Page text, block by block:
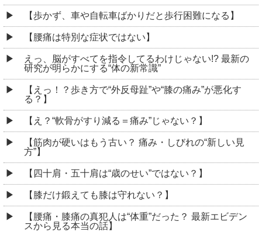
【歩かず、車や自転車ばかりだと歩行困難になる】
【腰痛は特別な症状ではない】
えっ、脳がすべてを指令してるわけじゃない!? 最新の
研究が明らかにする“体の新常識”
【えっ！？歩き方で“外反母趾”や“膝の痛み”が悪化す
る？】
【え？“軟骨がすり減る＝痛み”じゃない？】
【筋肉が硬いはもう古い？ 痛み・しびれの“新しい見
方”】
【四十肩・五十肩は“歳のせい”ではない？】
【膝だけ鍛えても膝は守れない？】
【腰痛・膝痛の真犯人は“体重”だった？ 最新エビデン
スから見る本当の話】